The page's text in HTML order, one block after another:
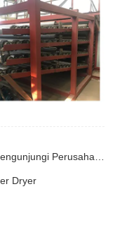
Dryer